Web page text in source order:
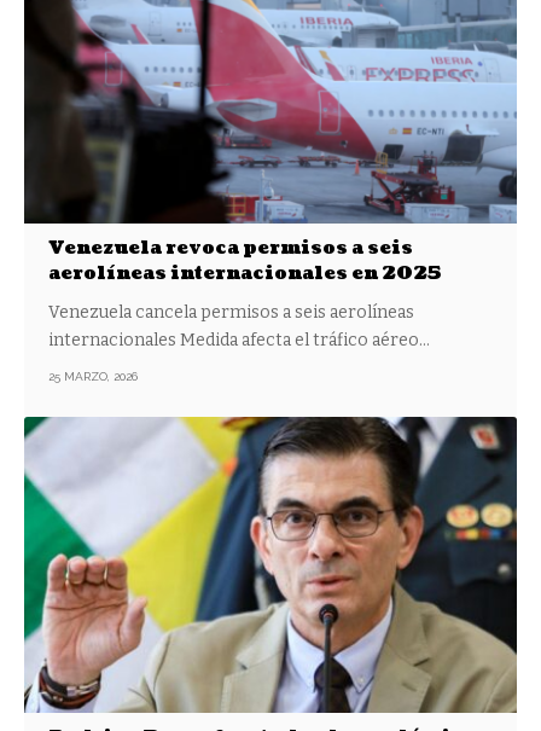
Venezuela revoca permisos a seis
aerolíneas internacionales en 2025
Venezuela cancela permisos a seis aerolíneas
internacionales Medida afecta el tráfico aéreo…
25 MARZO, 2026